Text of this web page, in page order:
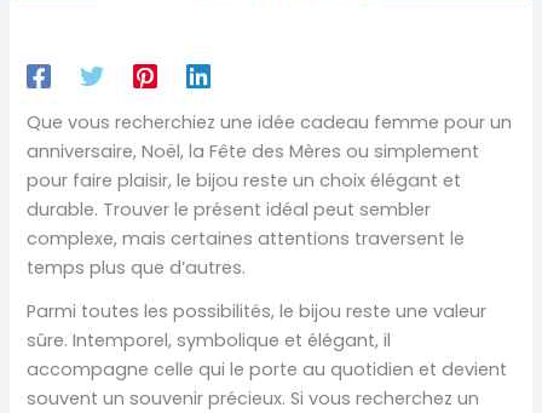
Que vous recherchiez une idée cadeau femme pour un
anniversaire, Noël, la Fête des Mères ou simplement
pour faire plaisir, le bijou reste un choix élégant et
durable. Trouver le présent idéal peut sembler
complexe, mais certaines attentions traversent le
temps plus que d’autres.
Parmi toutes les possibilités, le bijou reste une valeur
sûre. Intemporel, symbolique et élégant, il
accompagne celle qui le porte au quotidien et devient
souvent un souvenir précieux. Si vous recherchez un